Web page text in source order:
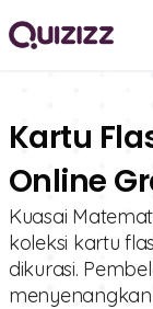
Kartu
Online
Kuasai
koleksi kartu
dikurasi.